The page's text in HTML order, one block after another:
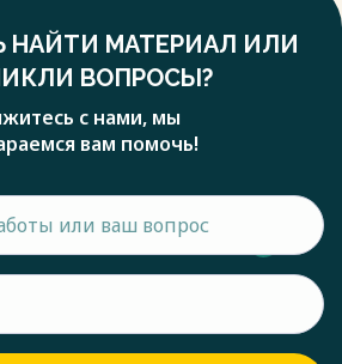
НАЙТИ МАТЕРИАЛ ИЛИ
ВОПРОСЫ?
с нами, мы
вам помочь!